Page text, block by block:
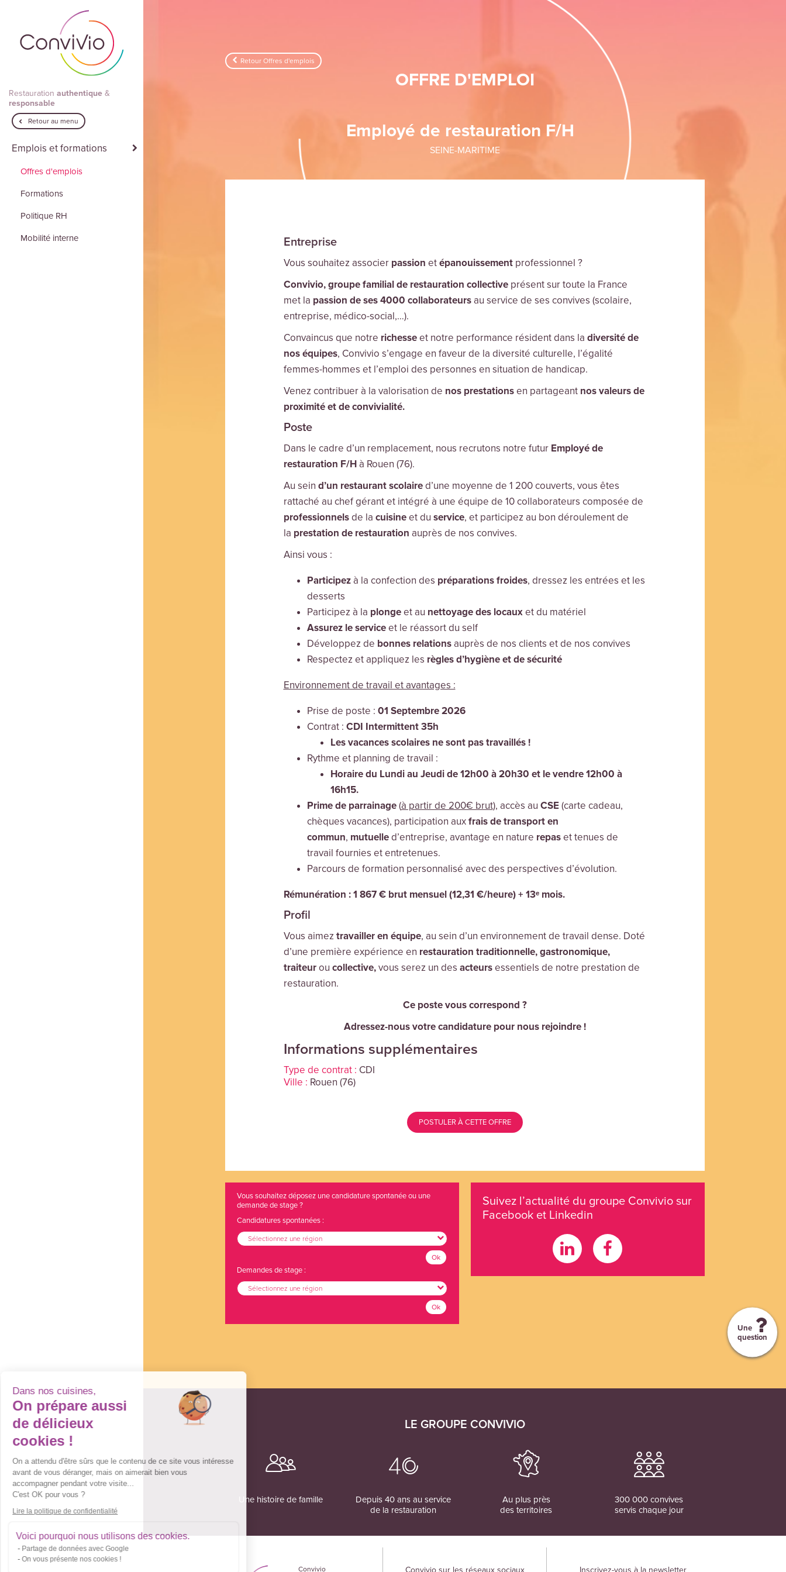
Restauration authentique &
responsable
Retour au menu
Emplois et formations
Offres d'emplois
Formations
Politique RH
Mobilité interne
Une
question
Retour Offres d'emplois
OFFRE D'EMPLOI
Employé de restauration F/H
SEINE-MARITIME
Entreprise
Vous souhaitez associerpassion etépanouissementprofessionnel ?
Convivio, groupe familial de restauration collectiveprésent sur toute la France
met la passion de ses 4000 collaborateursau service de ses convives (scolaire,
entreprise, médico-social,…).
Convaincus que notre richesseet notre performance résident dans la diversité de
nos équipes, Convivio s’engage en faveur de la diversité culturelle, l’égalité
femmes-hommes et l’emploi des personnes en situation de handicap.
Venez contribuer à la valorisation de nos prestationsen partageant nos valeurs de
proximité et de convivialité.
Poste
Dans le cadre d’un remplacement, nous recrutons notre futur Employé de
restauration F/Hà Rouen (76).
Au sein d’un restaurant scolaired’une moyenne de 1 200 couverts, vous êtes
rattaché au chef gérant et intégré à une équipe de 10 collaborateurs composée de
professionnelsde la cuisineet du service, et participez au bon déroulement de
la prestation de restauration auprès de nos convives.
Ainsi vous :
Participezà la confection des préparations froides, dressez les entrées et les
desserts
Participez à la plongeet au nettoyage des locauxet du matériel
Assurez le serviceet le réassort du self
Développez de bonnes relationsauprès de nos clients et de nos convives
Respectez et appliquez les règles d’hygiène et de sécurité
Environnement de travail et avantages :
Prise de poste : 01 Septembre 2026
Contrat : CDI Intermittent 35h
Les vacances scolaires ne sont pas travaillés !
Rythme et planning de travail :
Horaire du Lundi au Jeudi de 12h00 à 20h30 et le vendre 12h00 à
16h15.
Primede parrainage(à partir de 200€ brut), accès au CSE(carte cadeau,
chèques vacances), participation auxfrais de transport en
commun, mutuelled’entreprise, avantage en nature repaset tenues de
travail fournies et entretenues.
Parcours de formation personnalisé avec des perspectives d’évolution.
Rémunération : 1 867 € brut mensuel (12,31 €/heure) + 13ᵉ mois.
Profil
Vous aimeztravailler en équipe, au sein d’un environnement de travail dense. Doté
d’une première expérience en restauration traditionnelle, gastronomique,
traiteurou collective,vous serez un des acteursessentiels de notre prestation de
restauration.
Ce poste vous correspond ?
Adressez-nous votre candidature pour nous rejoindre !
Informations supplémentaires
Type de contrat : CDI
Ville : Rouen (76)
POSTULER À CETTE OFFRE
Vous souhaitez déposez une candidature spontanée ou une
demande de stage ?
Candidatures spontanées :
Sélectionnez une région
Ok
Demandes de stage :
Sélectionnez une région
Ok
Suivez l’actualité du groupe Convivio sur
Facebook et Linkedin
LE GROUPE CONVIVIO
Une histoire de famille
Depuis 40 ans au service
de la restauration
Au plus près
des territoires
300 000 convives
servis chaque jour
Convivio
Dans nos cuisines,
On prépare aussi
de délicieux
cookies !
On a attendu d'être sûrs que le contenu de ce site vous intéresse
avant de vous déranger, mais on aimerait bien vous
accompagner pendant votre visite...
C'est OK pour vous ?
Lire la politique de confidentialité
Voici pourquoi nous utilisons des cookies.
Partage de données avec Google
On vous présente nos cookies !